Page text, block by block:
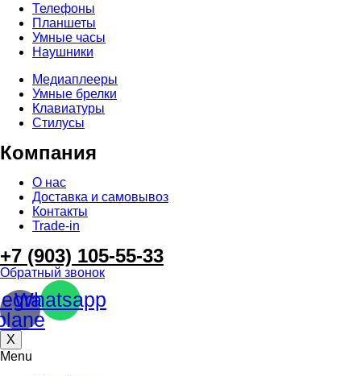
Телефоны
Планшеты
Умные часы
Наушники
Медиаплееры
Умные брелки
Клавиатуры
Стилусы
Компания
О нас
Доставка и самовывоз
Контакты
Trade-in
+7 (903) 105-55-33
Обратный звонок
Whatsapp
X
Menu